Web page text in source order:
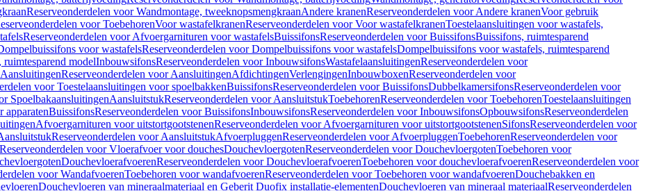
Reserveonderdelen voor Wandmontage, tweeknopsmengkraanAndere kranenReserveonderdelen voor Andere kranenVoor gebruik
voor ToebehorenVoor wastafelkranenReserveonderdelen voor Voor wastafelkranenToestelaansluitingen voor wastafels,
Reserveonderdelen voor Afvoergarnituren voor wastafelsBuissifonsReserveonderdelen voor BuissifonsBuissifons, ruimtesparend
voor wastafelsReserveonderdelen voor Dompelbuissifons voor wastafelsDompelbuissifons voor wastafels, ruimtesparend
modelInbouwsifonsReserveonderdelen voor InbouwsifonsWastafelaansluitingenReserveonderdelen voor
AansluitingenReserveonderdelen voor AansluitingenAfdichtingenVerlengingenInbouwboxenReserveonderdelen voor
voor Toestelaansluitingen voor spoelbakkenBuissifonsReserveonderdelen voor BuissifonsDubbelkamersifonsReserveonderdelen voor
SpoelbakaansluitingenAansluitstukReserveonderdelen voor AansluitstukToebehorenReserveonderdelen voor ToebehorenToestelaansluitingen
apparatenBuissifonsReserveonderdelen voor BuissifonsInbouwsifonsReserveonderdelen voor InbouwsifonsOpbouwsifonsReserveonderdelen
Afvoergarnituren voor uitstortgootstenenReserveonderdelen voor Afvoergarnituren voor uitstortgootstenenSifonsReserveonderdelen voor
Reserveonderdelen voor AansluitstukAfvoerpluggenReserveonderdelen voor AfvoerpluggenToebehorenReserveonderdelen voor
Reserveonderdelen voor Vloerafvoer voor douchesDouchevloergotenReserveonderdelen voor DouchevloergotenToebehoren voor
DouchevloerafvoerenReserveonderdelen voor DouchevloerafvoerenToebehoren voor douchevloerafvoerenReserveonderdelen voor
voor WandafvoerenToebehoren voor wandafvoerenReserveonderdelen voor Toebehoren voor wandafvoerenDouchebakken en
Douchevloeren van mineraalmateriaal en Geberit Duofix installatie-elementenDouchevloeren van mineraal materiaalReserveonderdelen